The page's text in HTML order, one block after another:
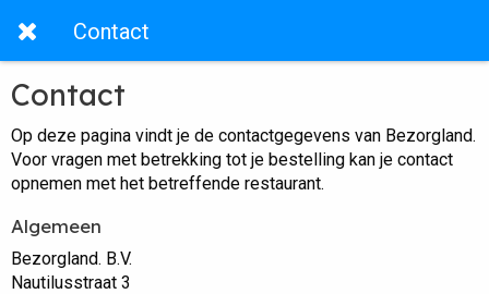
Contact
Contact
Op deze pagina vindt je de contactgegevens van Bezorgland.
Voor vragen met betrekking tot je bestelling kan je contact
opnemen met het betreffende restaurant.
Algemeen
Bezorgland. B.V.
Nautilusstraat 3